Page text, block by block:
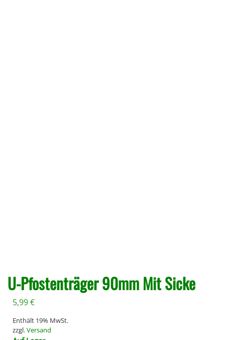
U-Pfostenträger 90mm Mit Sicke
5,99€
Enthält 19% MwSt.
zzgl.Versand